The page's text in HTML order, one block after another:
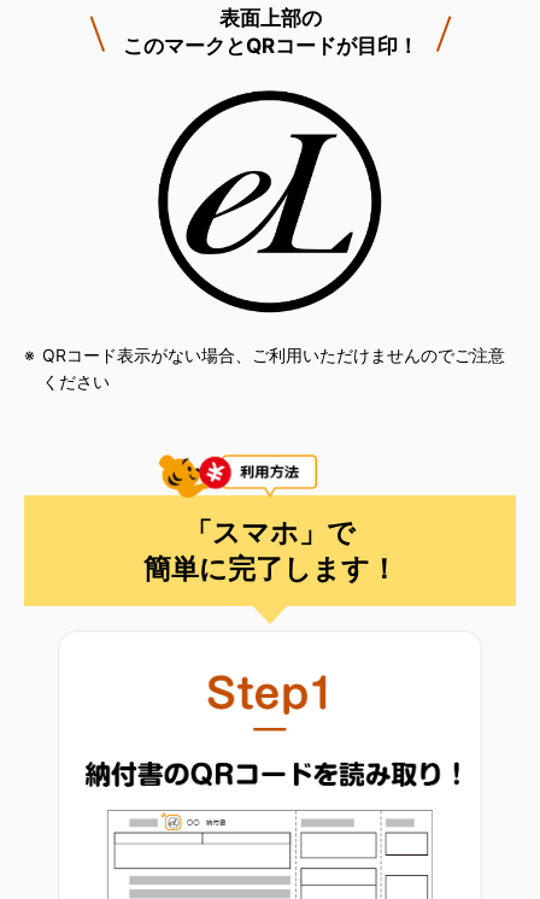
表面上部の
このマークとQRコードが目印！
QRコード表示がない場合、ご利用いただけませんのでご注意
ください
「スマホ」で
簡単に完了します！